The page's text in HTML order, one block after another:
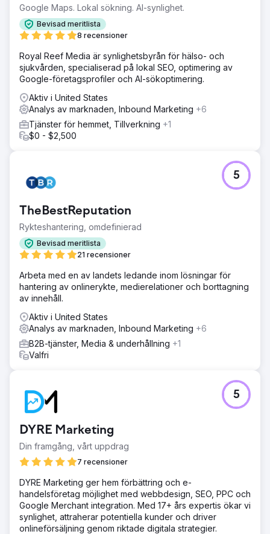
Google Maps. Lokal sökning. AI-synlighet.
Bevisad meritlista
8 recensioner
Royal Reef Media är synlighetsbyrån för hälso- och
sjukvården, specialiserad på lokal SEO, optimering av
Google-företagsprofiler och AI-sökoptimering.
Aktiv i United States
Analys av marknaden, Inbound Marketing +6
Tjänster för hemmet, Tillverkning +1
$0 - $2,500
TheBestReputation
Rykteshantering, omdefinierad
Bevisad meritlista
21 recensioner
5
Arbeta med en av landets ledande inom lösningar för
hantering av onlinerykte, medierelationer och borttagning
av innehåll.
Aktiv i United States
Analys av marknaden, Inbound Marketing +6
B2B-tjänster, Media & underhållning +1
Valfri
DYRE Marketing
Din framgång, vårt uppdrag
7 recensioner
5
DYRE Marketing ger hem förbättring och e-
handelsföretag möjlighet med webbdesign, SEO, PPC och
Google Merchant integration. Med 17+ års expertis ökar vi
synlighet, attraherar potentiella kunder och driver
onlineförsäljning genom riktade digitala strategier.